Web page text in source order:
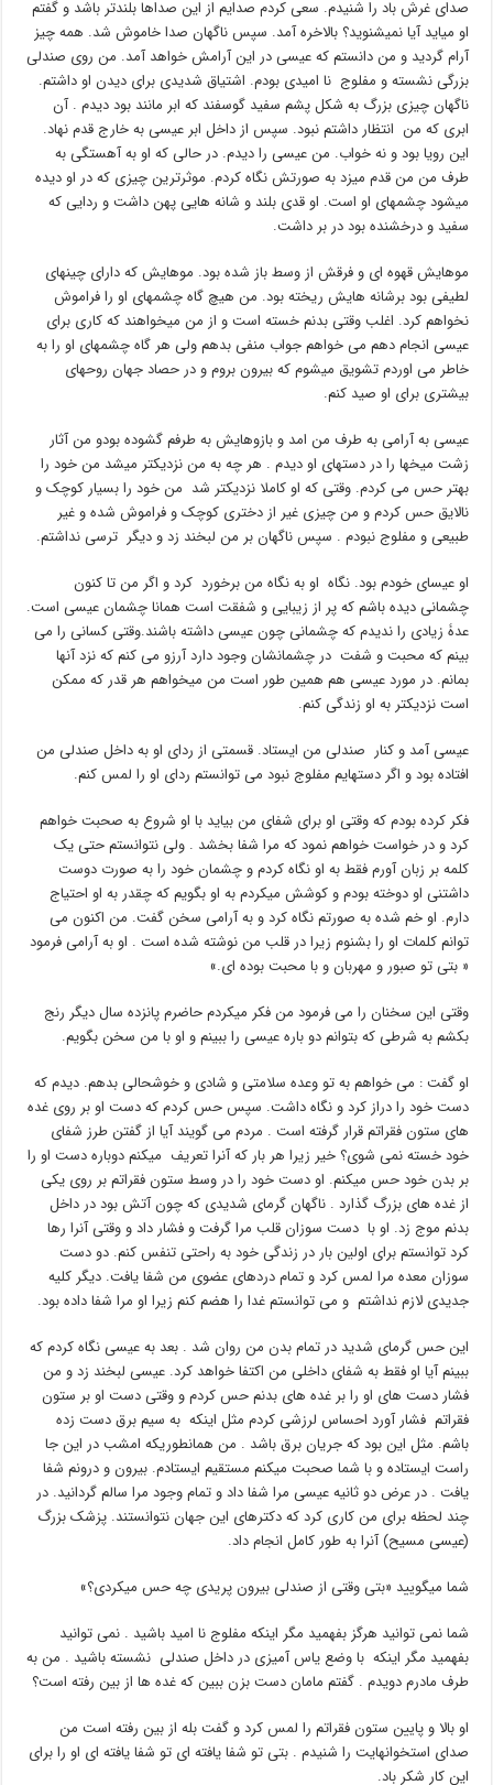
صدای غرش باد را شنیدم. سعی کردم صدایم از این صداها بلندتر باشد و گفتم
او میاید آیا نمیشنوید؟ بالاخره آمد. سپس ناگهان صدا خاموش شد. همه چیز
آرام گردید و من دانستم که عیسی در این آرامش خواهد آمد. من روی صندلی
بزرگی نشسته و مفلوج نا امیدی بودم. اشتیاق شدیدی برای دیدن او داشتم.
ناگهان چیزی بزرگ به شکل پشم سفید گوسفند که ابر مانند بود دیدم . آن
ابری که من انتظار داشتم نبود. سپس از داخل ابر عیسی به خارج قدم نهاد.
این رویا بود و نه خواب. من عیسی را دیدم. در حالی که او به آهستگی به
طرف من من قدم میزد به صورتش نگاه کردم. موثرترین چیزی که در او دیده
میشود چشمهای او است. او قدی بلند و شانه هایی پهن داشت و ردایی که
سفید و درخشنده بود در بر داشت.
موهایش قهوه ای و فرقش از وسط باز شده بود. موهایش که دارای چینهای
لطیفی بود برشانه هایش ریخته بود. من هیچ گاه چشمهای او را فراموش
نخواهم کرد. اغلب وقتی بدنم خسته است و از من میخواهند که کاری برای
عیسی انجام دهم می خواهم جواب منفی بدهم ولی هر گاه چشمهای او را به
خاطر می اوردم تشویق میشوم که بیرون بروم و در حصاد جهان روحهای
بیشتری برای او صید کنم.
عیسی به آرامی به طرف من امد و بازوهایش به طرفم گشوده بودو من آثار
زشت میخها را در دستهای او دیدم . هر چه به من نزدیکتر میشد من خود را
بهتر حس می کردم. وقتی که او کاملا نزدیکتر شد من خود را بسیار کوچک و
نالایق حس کردم و من چیزی غیر از دختری کوچک و فراموش شده و غیر
طبیعی و مفلوج نبودم . سپس ناگهان بر من لبخند زد و دیگر ترسی نداشتم.
او عیسای خودم بود. نگاه او به نگاه من برخورد کرد و اگر من تا کنون
چشمانی دیده باشم که پر از زیبایی و شفقت است همانا چشمان عیسی است.
عدۀ زیادی را ندیدم که چشمانی چون عیسی داشته باشند.وقتی کسانی را می
بینم که محبت و شفت در چشمانشان وجود دارد آرزو می کنم که نزد آنها
بمانم. در مورد عیسی هم همین طور است من میخواهم هر قدر که ممکن
است نزدیکتر به او زندگی کنم.
عیسی آمد و کنار صندلی من ایستاد. قسمتی از ردای او به داخل صندلی من
افتاده بود و اگر دستهایم مفلوج نبود می توانستم ردای او را لمس کنم.
فکر کرده بودم که وقتی او برای شفای من بیاید با او شروع به صحبت خواهم
کرد و در خواست خواهم نمود که مرا شفا بخشد . ولی نتوانستم حتی یک
کلمه بر زبان آورم فقط به او نگاه کردم و چشمان خود را به صورت دوست
داشتنی او دوخته بودم و کوشش میکردم به او بگویم که چقدر به او احتیاج
دارم. او خم شده به صورتم نگاه کرد و به آرامی سخن گفت. من اکنون می
توانم کلمات او را بشنوم زیرا در قلب من نوشته شده است . او به آرامی فرمود
« بتی تو صبور و مهربان و با محبت بوده ای.»
وقتی این سخنان را می فرمود من فکر میکردم حاضرم پانزده سال دیگر رنج
بکشم به شرطی که بتوانم دو باره عیسی را ببینم و او با من سخن بگویم.
او گفت : می خواهم به تو وعده سلامتی و شادی و خوشحالی بدهم. دیدم که
دست خود را دراز کرد و نگاه داشت. سپس حس کردم که دست او بر روی غده
های ستون فقراتم قرار گرفته است . مردم می گویند آیا از گفتن طرز شفای
خود خسته نمی شوی؟ خیر زیرا هر بار که آنرا تعریف میکنم دوباره دست او را
بر بدن خود حس میکنم. او دست خود را در وسط ستون فقراتم بر روی یکی
از غده های بزرگ گذارد . ناگهان گرمای شدیدی که چون آتش بود در داخل
بدنم موج زد. او با دست سوزان قلب مرا گرفت و فشار داد و وقتی آنرا رها
کرد توانستم برای اولین بار در زندگی خود به راحتی تنفس کنم. دو دست
سوزان معده مرا لمس کرد و تمام دردهای عضوی من شفا یافت. دیگر کلیه
جدیدی لازم نداشتم و می توانستم غدا را هضم کنم زیرا او مرا شفا داده بود.
این حس گرمای شدید در تمام بدن من روان شد . بعد به عیسی نگاه کردم که
ببینم آیا او فقط به شفای داخلی من اکتفا خواهد کرد. عیسی لبخند زد و من
فشار دست های او را بر غده های بدنم حس کردم و وقتی دست او بر ستون
فقراتم فشار آورد احساس لرزشی کردم مثل اینکه به سیم برق دست زده
باشم. مثل این بود که جریان برق باشد . من همانطوریکه امشب در این جا
راست ایستاده و با شما صحبت میکنم مستقیم ایستادم. بیرون و درونم شفا
یافت . در عرض دو ثانیه عیسی مرا شفا داد و تمام وجود مرا سالم گردانید. در
چند لحظه برای من کاری کرد که دکترهای این جهان نتوانستند. پزشک بزرگ
(عیسی مسیح) آنرا به طور کامل انجام داد.
شما میگویید «بتی وقتی از صندلی بیرون پریدی چه حس میکردی؟»
شما نمی توانید هرگز بفهمید مگر اینکه مفلوج نا امید باشید . نمی توانید
بفهمید مگر اینکه با وضع یاس آمیزی در داخل صندلی نشسته باشید . من به
طرف مادرم دویدم . گفتم مامان دست بزن ببین که غده ها از بین رفته است؟
او بالا و پایین ستون فقراتم را لمس کرد و گفت بله از بین رفته است من
صدای استخوانهایت را شنیدم . بتی تو شفا یافته ای تو شفا یافته ای او را برای
این کار شکر باد.